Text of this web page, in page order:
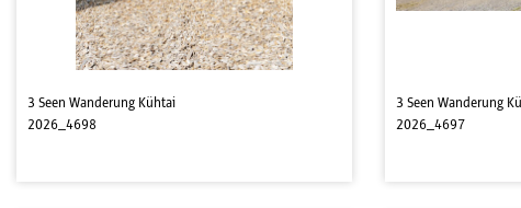
3 Seen Wanderung Kühtai
2026_4698
3 Seen Wanderung
2026_4697